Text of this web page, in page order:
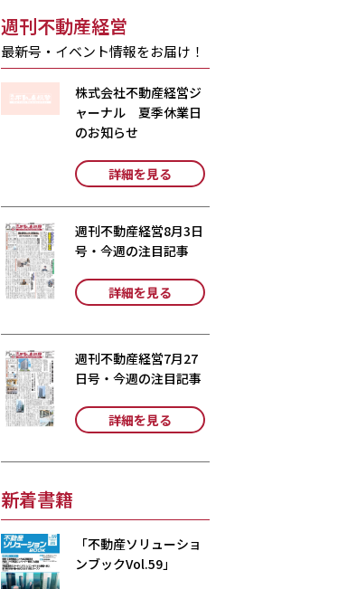
週刊不動産経営
最新号・イベント情報をお届け！
株式会社不動産経営ジ
ャーナル 夏季休業日
のお知らせ
詳細を見る
週刊不動産経営8月3日
号・今週の注目記事
詳細を見る
週刊不動産経営7月27
日号・今週の注目記事
詳細を見る
新着書籍
「不動産ソリューショ
ンブックVol.59」